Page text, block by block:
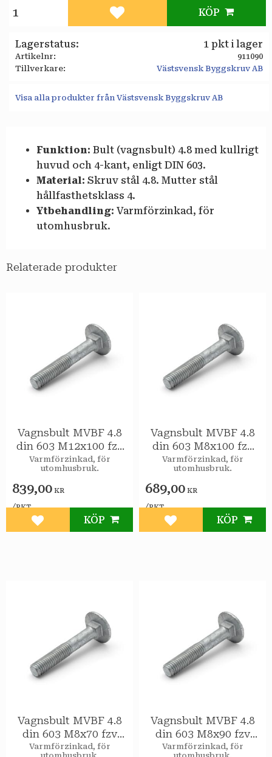
KÖP
Lägg till i favoriter
Lagerstatus 1 pkt i lager
Artikelnr
911090
Tillverkare
Västsvensk Byggskruv AB
Visa alla produkter från Västsvensk Byggskruv AB
Funktion: Bult (vagnsbult) 4.8 med kullrigt
huvud och 4-kant, enligt DIN 603.
Material: Skruv stål 4.8. Mutter stål
hållfasthetsklass 4.
Ytbehandling: Varmförzinkad, för
utomhusbruk.
Relaterade produkter
Vagnsbult MVBF 4.8
din 603 M12x100 fzv
25st/pkt
Varmförzinkad, för
utomhusbruk.
839,00 KR
/PKT
Lägg till i favoriter
KÖP
Vagnsbult MVBF 4.8
din 603 M8x100 fzv
50st/pkt
Varmförzinkad, för
utomhusbruk.
689,00 KR
/PKT
Lägg till i favoriter
KÖP
Vagnsbult MVBF 4.8
din 603 M8x70 fzv
50st/pkt
Varmförzinkad, för
Vagnsbult MVBF 4.8
din 603 M8x90 fzv
50st/pkt
Varmförzinkad, för